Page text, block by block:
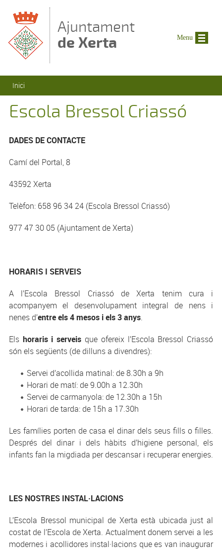
Ajuntament
de Xerta
Esteu aquí
Inici
Escola Bressol Criassó
DADES DE CONTACTE
Camí del Portal, 8
43592 Xerta
Telèfon: 658 96 34 24 (Escola Bressol Criassó)
977 47 30 05 (Ajuntament de Xerta)
HORARIS I SERVEIS
A l’Escola Bressol Criassó de Xerta tenim cura i
acompanyem el desenvolupament integral de nens i
nenes d’entre els 4 mesos i els 3 anys.
Els horaris i serveis que ofereix l’Escola Bressol Criassó
són els següents (de dilluns a divendres):
Servei d’acollida matinal: de 8.30h a 9h
Horari de matí: de 9.00h a 12.30h
Servei de carmanyola: de 12.30h a 15h
Horari de tarda: de 15h a 17.30h
Les famílies porten de casa el dinar dels seus fills o filles.
Després del dinar i dels hàbits d’higiene personal, els
infants fan la migdiada per descansar i recuperar energies.
LES NOSTRES INSTAL·LACIONS
L’Escola Bressol municipal de Xerta està ubicada just al
costat de l’Escola de Xerta. Actualment donem servei a les
modernes i acollidores instal·lacions que es van inaugurar
Menu